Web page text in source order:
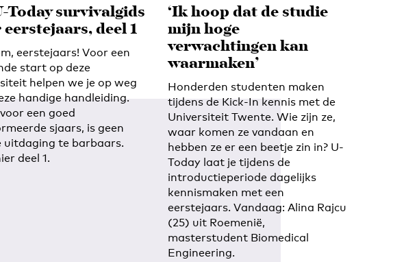
Today survivalgids
deel 1
eerstejaars! Voor een
start op deze
helpen we je op weg
handige handleiding.
een goed
sjaars, is geen
uitdaging te barbaars.
deel 1.
‘Ik hoop dat de studie
mijn hoge
verwachtingen kan
waarmaken’
Honderden studenten maken
tijdens de Kick-In kennis met de
Universiteit Twente. Wie zijn ze,
waar komen ze vandaan en
hebben ze er een beetje zin in? U-
Today laat je tijdens de
introductieperiode dagelijks
kennismaken met een
eerstejaars. Vandaag: Alina Rajcu
(25) uit Roemenië,
masterstudent Biomedical
Engineering.